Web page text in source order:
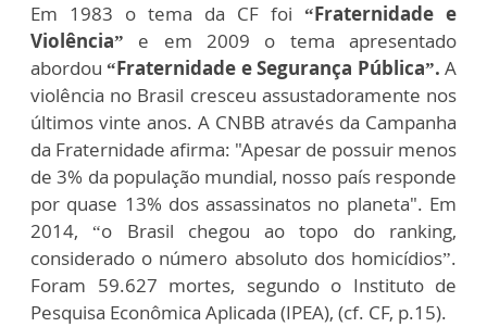
Em 1983 o tema da CF foi “Fraternidade e
Violência” e em 2009 o tema apresentado
abordou“Fraternidade e Segurança Pública”. A
violência no Brasil cresceu assustadoramente nos
últimos vinte anos. A CNBB através da Campanha
da Fraternidade afirma: "Apesar de possuir menos
de 3% da população mundial, nosso país responde
por quase 13% dos assassinatos no planeta". Em
2014, “o Brasil chegou ao topo do ranking,
considerado o número absoluto dos homicídios”.
Foram 59.627 mortes, segundo o Instituto de
Pesquisa Econômica Aplicada (IPEA), (cf. CF, p.15).